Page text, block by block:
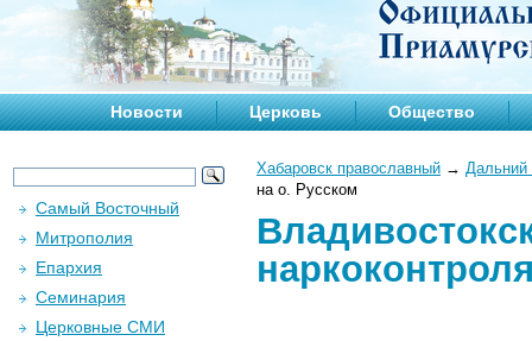
Новости Церковь Общество
Хабаровск православный → Дальний
на о. Русском
Самый Восточный
Митрополия
Епархия
Семинария
Церковные СМИ